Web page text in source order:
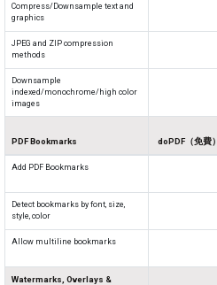
Compress/Downsample text and
graphics
JPEG and ZIP compression
methods
Downsample
indexed/monochrome/high color
images
PDF Bookmarks doPDF（免費）
Add PDF Bookmarks
Detect bookmarks by font, size,
style, color
Allow multiline bookmarks
Watermarks, Overlays &